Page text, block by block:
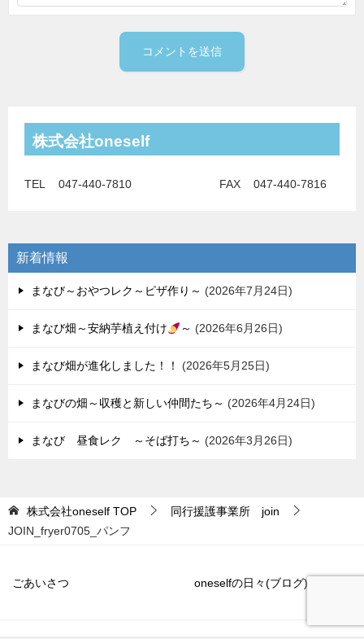
株式会社oneself
TEL 047-440-7810 FAX 047-440-7816
新着情報
まなび～おやつレク～ピザ作り～ 2026年7月24日
まなび畑～安納芋植え付け ～ 2026年6月26日
まなび畑が進化しました！！ 2026年5月25日
まなびの畑～収穫と新しい仲間たち～ 2026年4月24日
まなび 昼食レク ～そば打ち～ 2026年3月26日
株式会社oneself TOP
同行援護事業所 join
JOIN_fryer0705_パンフ
ごあいさつ oneselfの日々(ブログ)